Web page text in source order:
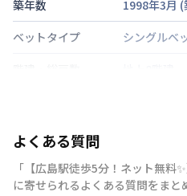
築年数
1998年3月 (
ベットタイプ
シングルベ
部屋の向き
禁煙・喫煙
よくある質問
「【広島駅徒歩5分！ネット無料
に寄せられるよくある質問をまと